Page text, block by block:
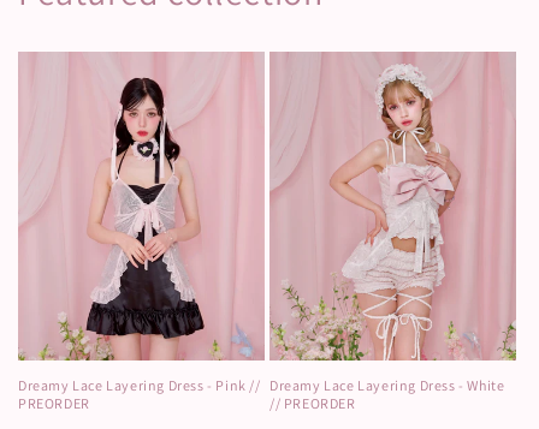
Dreamy Lace Layering Dress - Pink //
PREORDER
Dreamy Lace Layering Dress - White
// PREORDER